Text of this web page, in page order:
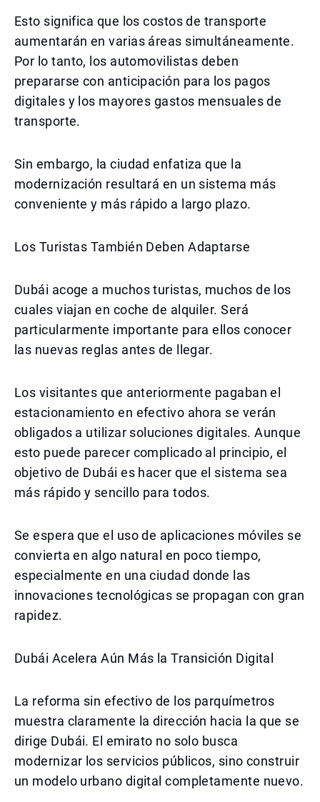
Esto significa que los costos de transporte
aumentarán en varias áreas simultáneamente.
Por lo tanto, los automovilistas deben
prepararse con anticipación para los pagos
digitales y los mayores gastos mensuales de
transporte.
Sin embargo, la ciudad enfatiza que la
modernización resultará en un sistema más
conveniente y más rápido a largo plazo.
Los Turistas También Deben Adaptarse
Dubái acoge a muchos turistas, muchos de los
cuales viajan en coche de alquiler. Será
particularmente importante para ellos conocer
las nuevas reglas antes de llegar.
Los visitantes que anteriormente pagaban el
estacionamiento en efectivo ahora se verán
obligados a utilizar soluciones digitales. Aunque
esto puede parecer complicado al principio, el
objetivo de Dubái es hacer que el sistema sea
más rápido y sencillo para todos.
Se espera que el uso de aplicaciones móviles se
convierta en algo natural en poco tiempo,
especialmente en una ciudad donde las
innovaciones tecnológicas se propagan con gran
rapidez.
Dubái Acelera Aún Más la Transición Digital
La reforma sin efectivo de los parquímetros
muestra claramente la dirección hacia la que se
dirige Dubái. El emirato no solo busca
modernizar los servicios públicos, sino construir
un modelo urbano digital completamente nuevo.